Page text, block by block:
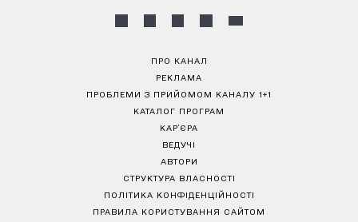
ПРО КАНАЛ
РЕКЛАМА
ПРОБЛЕМИ З ПРИЙОМОМ КАНАЛУ 1+1
КАТАЛОГ ПРОГРАМ
КАР’ЄРА
ВЕДУЧІ
АВТОРИ
СТРУКТУРА ВЛАСНОСТІ
ПОЛІТИКА КОНФІДЕНЦІЙНОСТІ
ПРАВИЛА КОРИСТУВАННЯ САЙТОМ